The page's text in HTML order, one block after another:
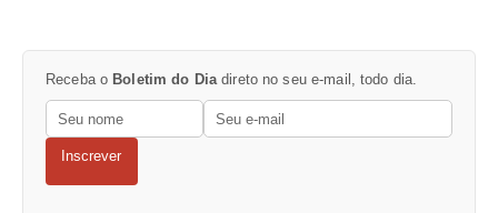
Receba o Boletim do Dia direto no seu e-mail, todo dia.
Inscrever